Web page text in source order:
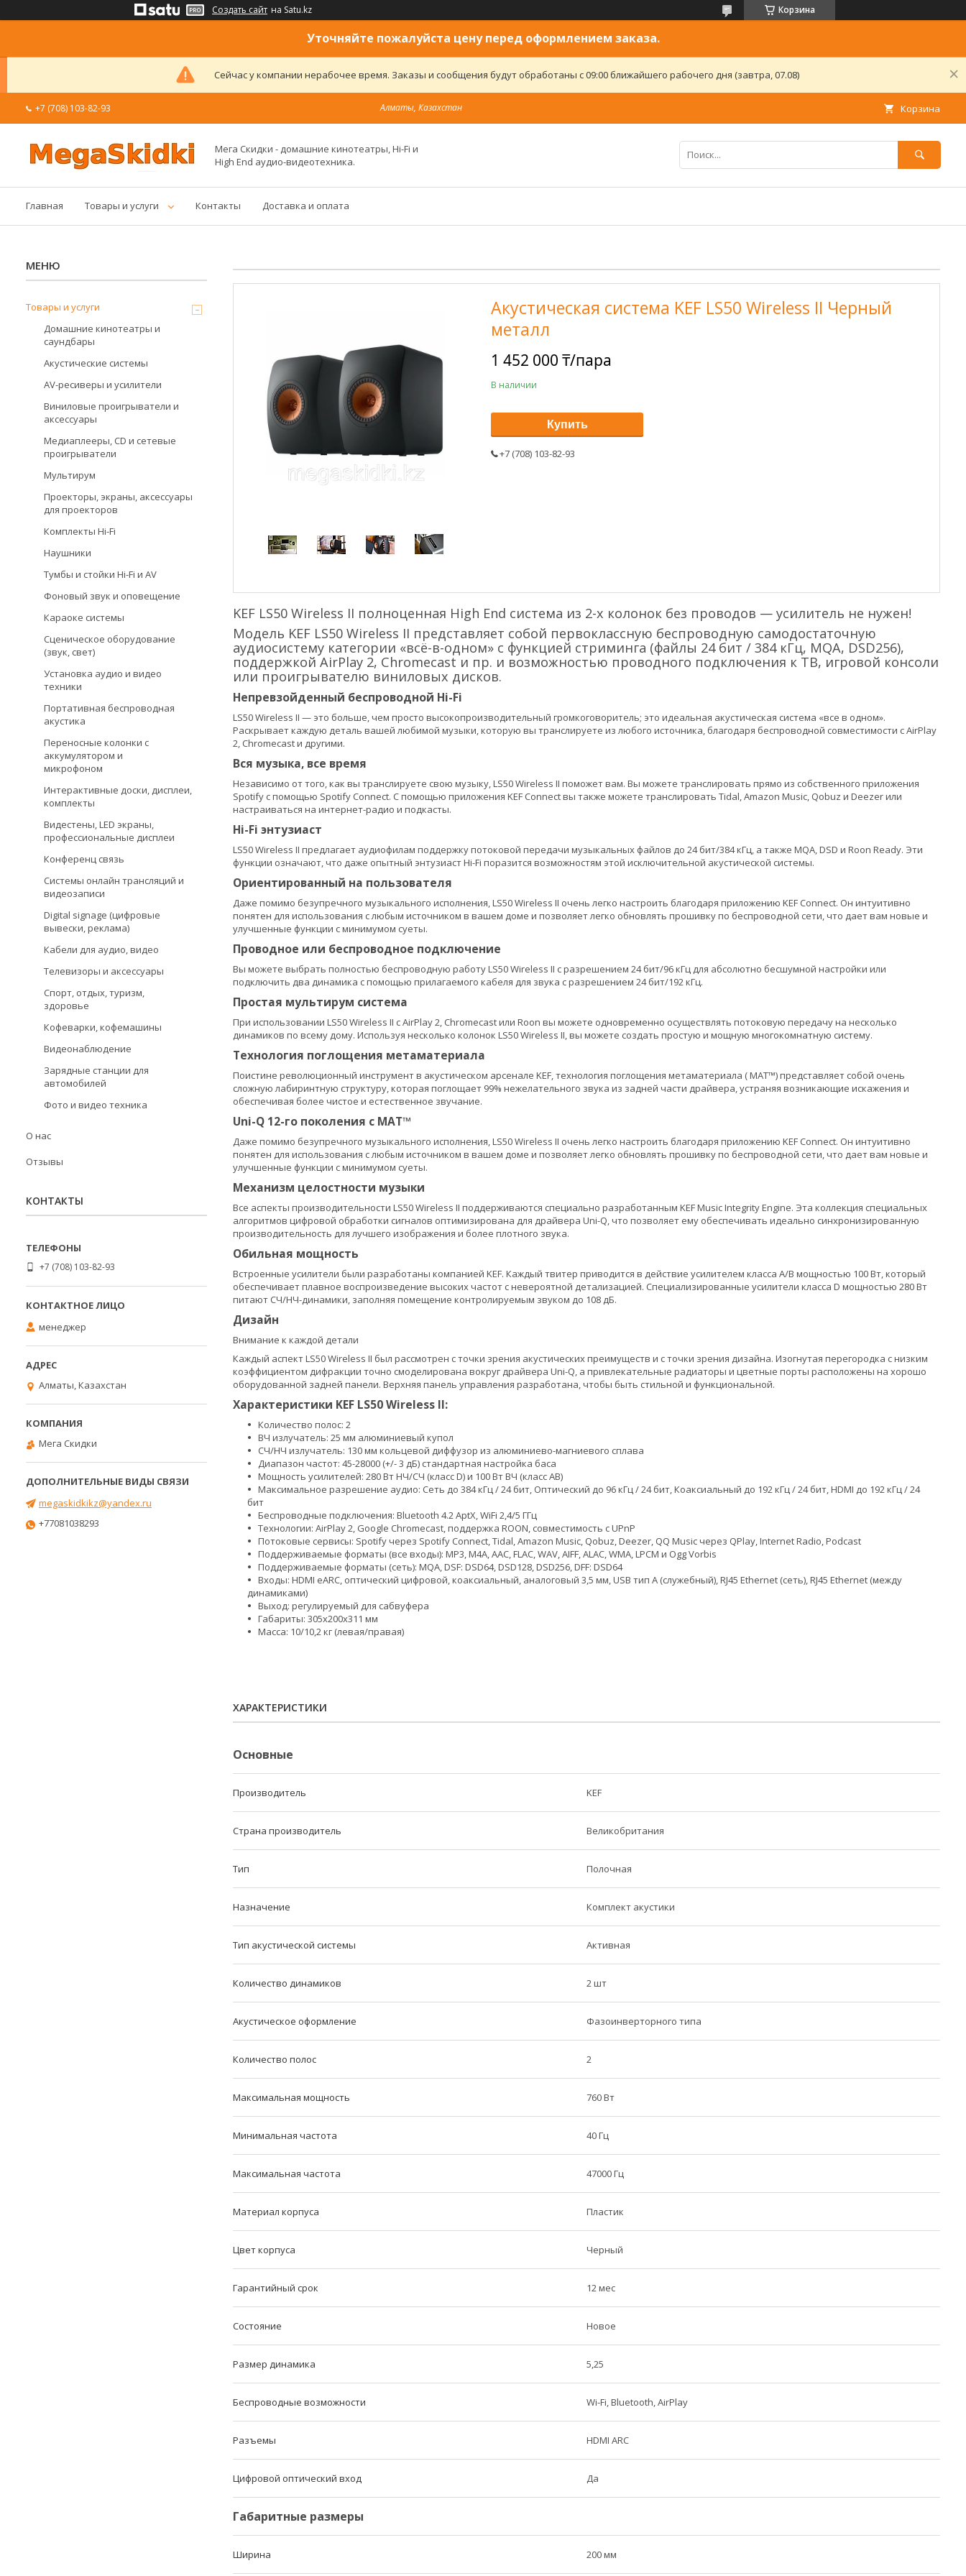
Создать сайт на Satu.kz Корзина
Уточняйте пожалуйста цену перед оформлением заказа.
Сейчас у компании нерабочее время. Заказы и сообщения будут обработаны с 09:00 ближайшего рабочего дня (завтра, 07.08)
+7 (708) 103-82-93 Алматы, Казахстан Корзина
Мега Скидки - домашние кинотеатры, Hi-Fi и
High End аудио-видеотехника.
Главная Товары и услуги Контакты Доставка и оплата
Акустическая система KEF LS50 Wireless II Черный
металл
1 452 000 ₸/пара
В наличии
Купить
+7 (708) 103-82-93
KEF LS50 Wireless II полноценная High End система из 2-х колонок без проводов — усилитель не нужен!
Модель KEF LS50 Wireless II представляет собой первоклассную беспроводную самодостаточную
аудиосистему категории «всё-в-одном» с функцией стриминга (файлы 24 бит / 384 кГц, MQA, DSD256),
поддержкой AirPlay 2, Chromecast и пр. и возможностью проводного подключения к ТВ, игровой консоли
или проигрывателю виниловых дисков.
Непревзойденный беспроводной Hi-Fi
LS50 Wireless II — это больше, чем просто высокопроизводительный громкоговоритель; это идеальная акустическая система «все в одном».
Раскрывает каждую деталь вашей любимой музыки, которую вы транслируете из любого источника, благодаря беспроводной совместимости с AirPlay
2, Chromecast и другими.
Вся музыка, все время
Независимо от того, как вы транслируете свою музыку, LS50 Wireless II поможет вам. Вы можете транслировать прямо из собственного приложения
Spotify с помощью Spotify Connect. С помощью приложения KEF Connect вы также можете транслировать Tidal, Amazon Music, Qobuz и Deezer или
настраиваться на интернет-радио и подкасты.
Hi-Fi энтузиаст
LS50 Wireless II предлагает аудиофилам поддержку потоковой передачи музыкальных файлов до 24 бит/384 кГц, а также MQA, DSD и Roon Ready. Эти
функции означают, что даже опытный энтузиаст Hi-Fi поразится возможностям этой исключительной акустической системы.
Ориентированный на пользователя
Даже помимо безупречного музыкального исполнения, LS50 Wireless II очень легко настроить благодаря приложению KEF Connect. Он интуитивно
понятен для использования с любым источником в вашем доме и позволяет легко обновлять прошивку по беспроводной сети, что дает вам новые и
улучшенные функции с минимумом суеты.
Проводное или беспроводное подключение
Вы можете выбрать полностью беспроводную работу LS50 Wireless II с разрешением 24 бит/96 кГц для абсолютно бесшумной настройки или
подключить два динамика с помощью прилагаемого кабеля для звука с разрешением 24 бит/192 кГц.
Простая мультирум система
При использовании LS50 Wireless II с AirPlay 2, Chromecast или Roon вы можете одновременно осуществлять потоковую передачу на несколько
динамиков по всему дому. Используя несколько колонок LS50 Wireless II, вы можете создать простую и мощную многокомнатную систему.
Технология поглощения метаматериала
Поистине революционный инструмент в акустическом арсенале KEF, технология поглощения метаматериала ( MAT™) представляет собой очень
сложную лабиринтную структуру, которая поглощает 99% нежелательного звука из задней части драйвера, устраняя возникающие искажения и
обеспечивая более чистое и естественное звучание.
Uni-Q 12-го поколения с MAT™
Даже помимо безупречного музыкального исполнения, LS50 Wireless II очень легко настроить благодаря приложению KEF Connect. Он интуитивно
понятен для использования с любым источником в вашем доме и позволяет легко обновлять прошивку по беспроводной сети, что дает вам новые и
улучшенные функции с минимумом суеты.
Механизм целостности музыки
Все аспекты производительности LS50 Wireless II поддерживаются специально разработанным KEF Music Integrity Engine. Эта коллекция специальных
алгоритмов цифровой обработки сигналов оптимизирована для драйвера Uni-Q, что позволяет ему обеспечивать идеально синхронизированную
производительность для лучшего изображения и более плотного звука.
Обильная мощность
Встроенные усилители были разработаны компанией KEF. Каждый твитер приводится в действие усилителем класса A/B мощностью 100 Вт, который
обеспечивает плавное воспроизведение высоких частот с невероятной детализацией. Специализированные усилители класса D мощностью 280 Вт
питают СЧ/НЧ-динамики, заполняя помещение контролируемым звуком до 108 дБ.
Дизайн
Внимание к каждой детали
Каждый аспект LS50 Wireless II был рассмотрен с точки зрения акустических преимуществ и с точки зрения дизайна. Изогнутая перегородка с низким
коэффициентом дифракции точно смоделирована вокруг драйвера Uni-Q, а привлекательные радиаторы и цветные порты расположены на хорошо
оборудованной задней панели. Верхняя панель управления разработана, чтобы быть стильной и функциональной.
Характеристики KEF LS50 Wireless II:
Количество полос: 2
ВЧ излучатель: 25 мм алюминиевый купол
СЧ/НЧ излучатель: 130 мм кольцевой диффузор из алюминиево-магниевого сплава
Диапазон частот: 45-28000 (+/- 3 дБ) стандартная настройка баса
Мощность усилителей: 280 Вт НЧ/СЧ (класс D) и 100 Вт ВЧ (класс АВ)
Максимальное разрешение аудио: Сеть до 384 кГц / 24 бит, Оптический до 96 кГц / 24 бит, Коаксиальный до 192 кГц / 24 бит, HDMI до 192 кГц / 24
бит
Беспроводные подключения: Bluetooth 4.2 AptX, WiFi 2,4/5 ГГц
Технологии: AirPlay 2, Google Chromecast, поддержка ROON, совместимость с UPnP
Потоковые сервисы: Spotify через Spotify Connect, Tidal, Amazon Music, Qobuz, Deezer, QQ Music через QPlay, Internet Radio, Podcast
Поддерживаемые форматы (все входы): MP3, M4A, AAC, FLAC, WAV, AIFF, ALAC, WMA, LPCM и Ogg Vorbis
Поддерживаемые форматы (сеть): MQA, DSF: DSD64, DSD128, DSD256, DFF: DSD64
Входы: HDMI eARC, оптический цифровой, коаксиальный, аналоговый 3,5 мм, USB тип A (служебный), RJ45 Ethernet (сеть), RJ45 Ethernet (между
динамиками)
Выход: регулируемый для сабвуфера
Габариты: 305х200х311 мм
Масса: 10/10,2 кг (левая/правая)
ХАРАКТЕРИСТИКИ
Основные
Производитель KEF
Страна производитель Великобритания
Тип Полочная
Назначение Комплект акустики
Тип акустической системы Активная
Количество динамиков 2 шт
Акустическое оформление Фазоинверторного типа
Количество полос 2
Максимальная мощность 760 Вт
Минимальная частота 40 Гц
Максимальная частота 47000 Гц
Материал корпуса Пластик
Цвет корпуса Черный
Гарантийный срок 12 мес
Состояние Новое
Размер динамика 5,25
Беспроводные возможности Wi-Fi, Bluetooth, AirPlay
Разъемы HDMI ARC
Цифровой оптический вход Да
Габаритные размеры
Ширина 200 мм
Товары и услуги
Домашние кинотеатры и
саундбары
Акустические системы
AV-ресиверы и усилители
Виниловые проигрыватели и
аксессуары
Медиаплееры, CD и сетевые
проигрыватели
Мультирум
Проекторы, экраны, аксессуары
для проекторов
Комплекты Hi-Fi
Наушники
Тумбы и стойки Hi-Fi и AV
Фоновый звук и оповещение
Караоке системы
Сценическое оборудование
(звук, свет)
Установка аудио и видео
техники
Портативная беспроводная
акустика
Переносные колонки с
аккумулятором и
микрофоном
Интерактивные доски, дисплеи,
комплекты
Видестены, LED экраны,
профессиональные дисплеи
Конференц связь
Системы онлайн трансляций и
видеозаписи
Digital signage (цифровые
вывески, реклама)
Кабели для аудио, видео
Телевизоры и аксессуары
Спорт, отдых, туризм,
здоровье
Кофеварки, кофемашины
Видеонаблюдение
Зарядные станции для
автомобилей
Фото и видео техника
О нас
Отзывы
КОНТАКТЫ
+7 (708) 103-82-93
менеджер
Алматы, Казахстан
Мега Скидки
megaskidkikz@yandex.ru
+77081038293